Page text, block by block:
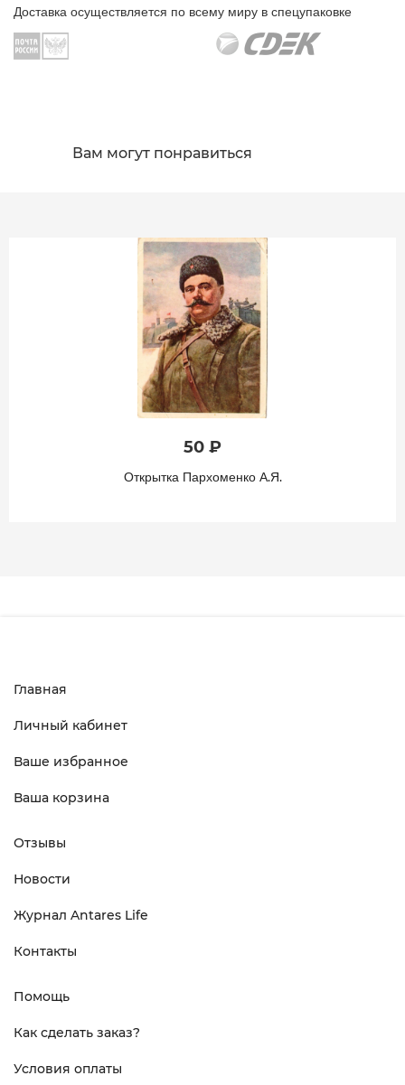
Доставка осуществляется по всему миру в спецупаковке
Вам могут понравиться
50 ₽
Открытка Пархоменко А.Я.
Главная
Личный кабинет
Ваше избранное
Ваша корзина
Отзывы
Новости
Журнал Antares Life
Контакты
Помощь
Как сделать заказ?
Условия оплаты